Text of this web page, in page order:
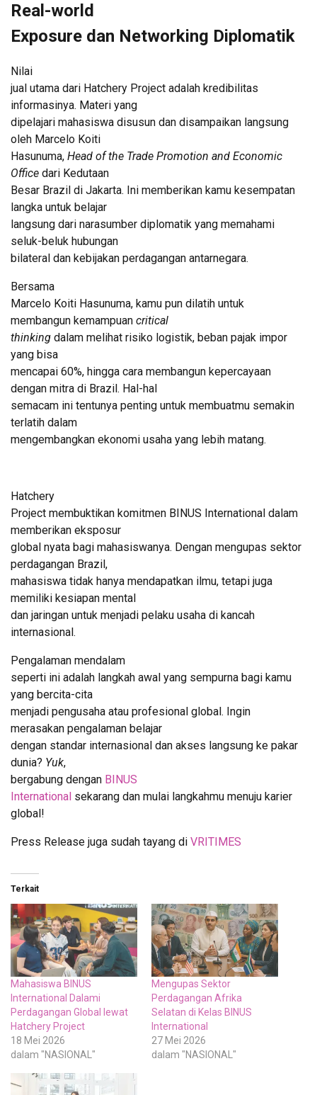
Real-world
Exposure dan Networking Diplomatik
Nilai
jual utama dari Hatchery Project adalah kredibilitas
informasinya. Materi yang
dipelajari mahasiswa disusun dan disampaikan langsung
oleh Marcelo Koiti
Hasunuma, Head of the Trade Promotion and Economic
Office dari Kedutaan
Besar Brazil di Jakarta. Ini memberikan kamu kesempatan
langka untuk belajar
langsung dari narasumber diplomatik yang memahami
seluk-beluk hubungan
bilateral dan kebijakan perdagangan antarnegara.
Bersama
Marcelo Koiti Hasunuma, kamu pun dilatih untuk
membangun kemampuan critical
thinking dalam melihat risiko logistik, beban pajak impor
yang bisa
mencapai 60%, hingga cara membangun kepercayaan
dengan mitra di Brazil. Hal-hal
semacam ini tentunya penting untuk membuatmu semakin
terlatih dalam
mengembangkan ekonomi usaha yang lebih matang.
Hatchery
Project membuktikan komitmen BINUS International dalam
memberikan eksposur
global nyata bagi mahasiswanya. Dengan mengupas sektor
perdagangan Brazil,
mahasiswa tidak hanya mendapatkan ilmu, tetapi juga
memiliki kesiapan mental
dan jaringan untuk menjadi pelaku usaha di kancah
internasional.
Pengalaman mendalam
seperti ini adalah langkah awal yang sempurna bagi kamu
yang bercita-cita
menjadi pengusaha atau profesional global. Ingin
merasakan pengalaman belajar
dengan standar internasional dan akses langsung ke pakar
dunia? Yuk,
bergabung dengan BINUS
International sekarang dan mulai langkahmu menuju karier
global!
Press Release juga sudah tayang di VRITIMES
Terkait
Mahasiswa BINUS
International Dalami
Perdagangan Global lewat
Hatchery Project
18 Mei 2026
dalam "NASIONAL"
Mengupas Sektor
Perdagangan Afrika
Selatan di Kelas BINUS
International
27 Mei 2026
dalam "NASIONAL"